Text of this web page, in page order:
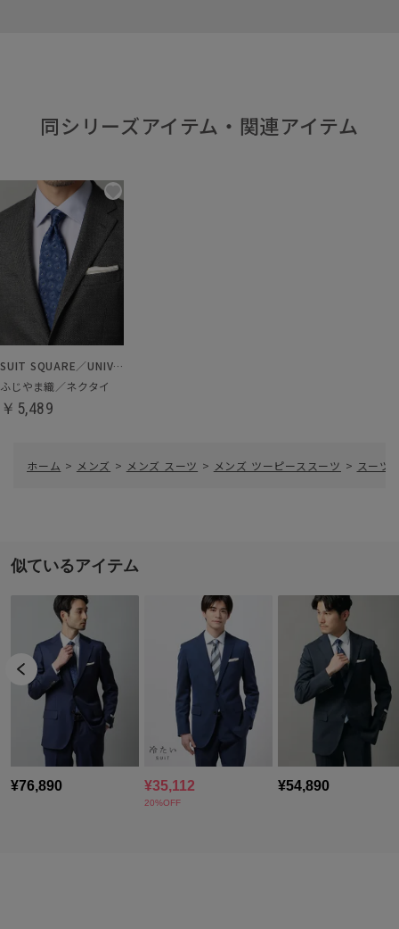
同シリーズアイテム・関連アイテム
SUIT SQUARE／UNIVERSAL LANGUAGE
ふじやま織／ネクタイ
￥5,489
ホーム > メンズ > メンズ スーツ > メンズ ツーピーススーツ > スーツ